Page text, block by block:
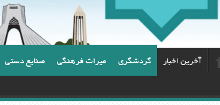
آخرین اخبار گردشگری ميراث فرهنگی صنایع دستی